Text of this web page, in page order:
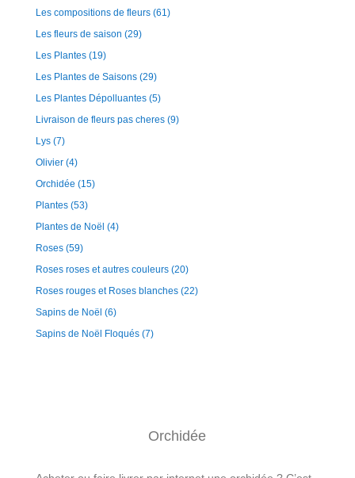
Les compositions de fleurs (61)
Les fleurs de saison (29)
Les Plantes (19)
Les Plantes de Saisons (29)
Les Plantes Dépolluantes (5)
Livraison de fleurs pas cheres (9)
Lys (7)
Olivier (4)
Orchidée (15)
Plantes (53)
Plantes de Noël (4)
Roses (59)
Roses roses et autres couleurs (20)
Roses rouges et Roses blanches (22)
Sapins de Noël (6)
Sapins de Noël Floqués (7)
Orchidée